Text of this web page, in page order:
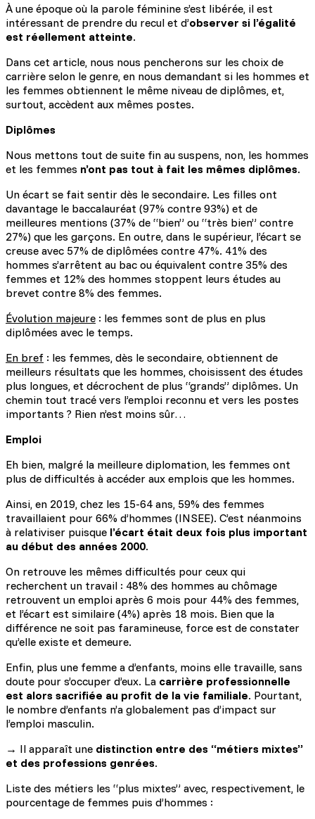
À une époque où la parole féminine s’est libérée, il est
intéressant de prendre du recul et d’observer si l’égalité
est réellement atteinte.
Dans cet article, nous nous pencherons sur les choix de
carrière selon le genre, en nous demandant si les hommes et
les femmes obtiennent le même niveau de diplômes, et,
surtout, accèdent aux mêmes postes.
Diplômes
Nous mettons tout de suite fin au suspens, non, les hommes
et les femmes n’ont pas tout à fait les mêmes diplômes.
Un écart se fait sentir dès le secondaire. Les filles ont
davantage le baccalauréat (97% contre 93%) et de
meilleures mentions (37% de “bien” ou “très bien” contre
27%) que les garçons. En outre, dans le supérieur, l’écart se
creuse avec 57% de diplômées contre 47%. 41% des
hommes s’arrêtent au bac ou équivalent contre 35% des
femmes et 12% des hommes stoppent leurs études au
brevet contre 8% des femmes.
Évolution majeure : les femmes sont de plus en plus
diplômées avec le temps.
En bref : les femmes, dès le secondaire, obtiennent de
meilleurs résultats que les hommes, choisissent des études
plus longues, et décrochent de plus “grands” diplômes. Un
chemin tout tracé vers l’emploi reconnu et vers les postes
importants ? Rien n’est moins sûr…
Emploi
Eh bien, malgré la meilleure diplomation, les femmes ont
plus de difficultés à accéder aux emplois que les hommes.
Ainsi, en 2019, chez les 15-64 ans, 59% des femmes
travaillaient pour 66% d’hommes (INSEE). C’est néanmoins
à relativiser puisque l’écart était deux fois plus important
au début des années 2000.
On retrouve les mêmes difficultés pour ceux qui
recherchent un travail : 48% des hommes au chômage
retrouvent un emploi après 6 mois pour 44% des femmes,
et l’écart est similaire (4%) après 18 mois. Bien que la
différence ne soit pas faramineuse, force est de constater
qu’elle existe et demeure.
Enfin, plus une femme a d’enfants, moins elle travaille, sans
doute pour s’occuper d’eux. La carrière professionnelle
est alors sacrifiée au profit de la vie familiale. Pourtant,
le nombre d’enfants n’a globalement pas d’impact sur
l’emploi masculin.
→ Il apparaît une distinction entre des “métiers mixtes”
et des professions genrées.
Liste des métiers les “plus mixtes” avec, respectivement, le
pourcentage de femmes puis d’hommes :